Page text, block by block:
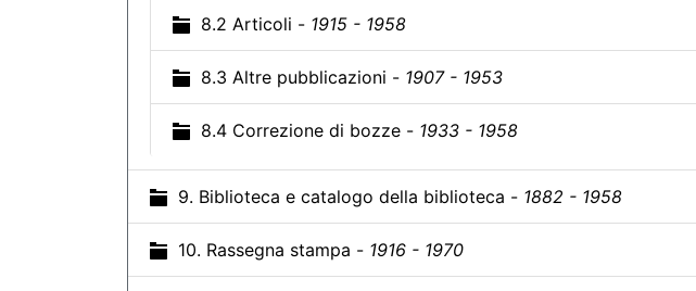
8.2 Articoli - 1915 - 1958
8.3 Altre pubblicazioni - 1907 - 1953
8.4 Correzione di bozze - 1933 - 1958
9. Biblioteca e catalogo della biblioteca - 1882 - 1958
10. Rassegna stampa - 1916 - 1970